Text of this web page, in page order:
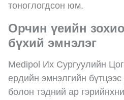
тоноглогдсон юм.
Орчин үеийн
бүхий эмнэлэг
Medipol Их Сургуулийн
ердийн эмнэлгийн
болон тэдний ар